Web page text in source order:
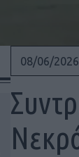
08/06/2026